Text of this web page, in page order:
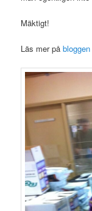
Mäktigt!
Läs mer påbloggen